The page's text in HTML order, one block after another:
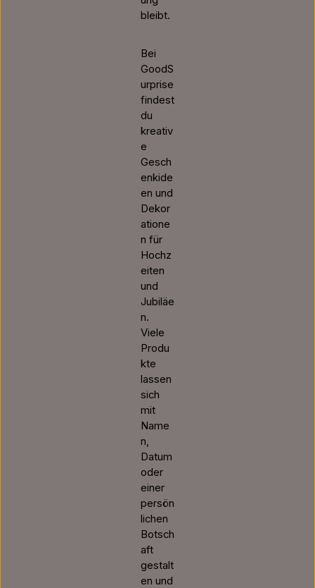
bleibt.
Bei
GoodS
urprise
findest
du
kreativ
e
Gesch
enkide
en und
Dekor
atione
n für
Hochz
eiten
und
Jubiläe
n.
Viele
Produ
kte
lassen
sich
mit
Name
n,
Datum
oder
einer
persön
lichen
Botsch
aft
gestalt
en und